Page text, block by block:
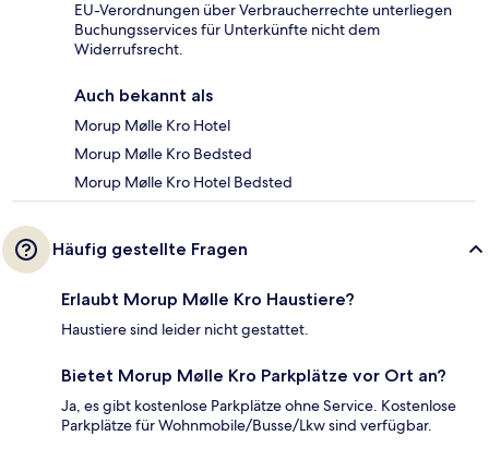
EU-Verordnungen über Verbraucherrechte unterliegen
Buchungsservices für Unterkünfte nicht dem
Widerrufsrecht.
Auch bekannt als
Morup Mølle Kro Hotel
Morup Mølle Kro Bedsted
Morup Mølle Kro Hotel Bedsted
Häufig gestellte Fragen
Erlaubt Morup Mølle Kro Haustiere?
Haustiere sind leider nicht gestattet.
Bietet Morup Mølle Kro Parkplätze vor Ort an?
Ja, es gibt kostenlose Parkplätze ohne Service. Kostenlose
Parkplätze für Wohnmobile/Busse/Lkw sind verfügbar.